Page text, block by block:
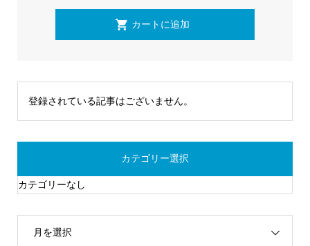
登録されている記事はございません。
カテゴリー選択
カテゴリーなし
月を選択